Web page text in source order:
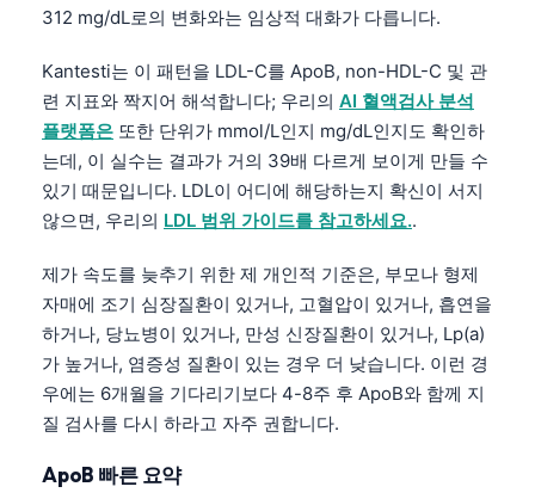
312 mg/dL로의 변화와는 임상적 대화가 다릅니다.
Kantesti는 이 패턴을 LDL-C를 ApoB, non-HDL-C 및 관
련 지표와 짝지어 해석합니다; 우리의 AI 혈액검사 분석
플랫폼은 또한 단위가 mmol/L인지 mg/dL인지도 확인하
는데, 이 실수는 결과가 거의 39배 다르게 보이게 만들 수
있기 때문입니다. LDL이 어디에 해당하는지 확신이 서지
않으면, 우리의 LDL 범위 가이드를 참고하세요..
제가 속도를 늦추기 위한 제 개인적 기준은, 부모나 형제
자매에 조기 심장질환이 있거나, 고혈압이 있거나, 흡연을
하거나, 당뇨병이 있거나, 만성 신장질환이 있거나, Lp(a)
가 높거나, 염증성 질환이 있는 경우 더 낮습니다. 이런 경
우에는 6개월을 기다리기보다 4-8주 후 ApoB와 함께 지
질 검사를 다시 하라고 자주 권합니다.
ApoB 빠른 요약